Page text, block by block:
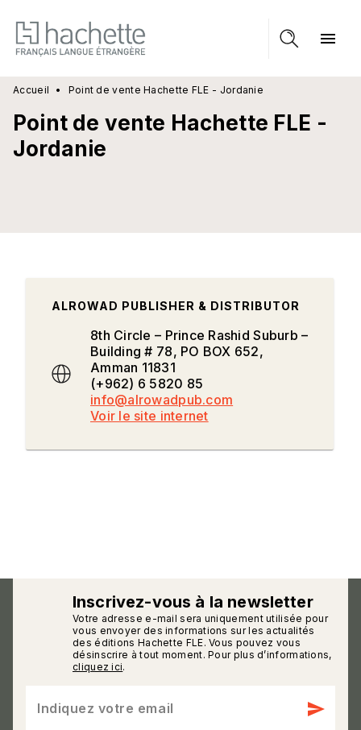
MENU RECHERCHE
CONTENU
PIED DE PAGE
menu
Accueil • Point de vente Hachette FLE - Jordanie
Point de vente Hachette FLE -
Jordanie
ALROWAD PUBLISHER & DISTRIBUTOR
8th Circle – Prince Rashid Suburb –
Building # 78, PO BOX 652,
Amman 11831
(+962) 6 5820 85
info@alrowadpub.com
Voir le site internet
Inscrivez-vous à la newsletter
Votre adresse e-mail sera uniquement utilisée pour
vous envoyer des informations sur les actualités
des éditions Hachette FLE. Vous pouvez vous
désinscrire à tout moment. Pour plus d’informations,
cliquez ici.
Indiquez votre email send